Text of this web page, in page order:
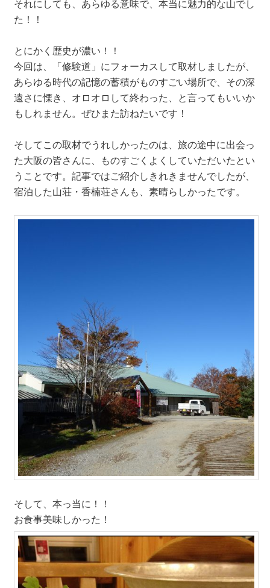
それにしても、あらゆる意味で、本当に魅力的な山でし
た！！
とにかく歴史が濃い！！
今回は、「修験道」にフォーカスして取材しましたが、
あらゆる時代の記憶の蓄積がものすごい場所で、その深
遠さに慄き、オロオロして終わった、と言ってもいいか
もしれません。ぜひまた訪ねたいです！
そしてこの取材でうれしかったのは、旅の途中に出会っ
た大阪の皆さんに、ものすごくよくしていただいたとい
うことです。記事ではご紹介しきれきませんでしたが、
宿泊した山荘・香楠荘さんも、素晴らしかったです。
そして、本っ当に！！
お食事美味しかった！